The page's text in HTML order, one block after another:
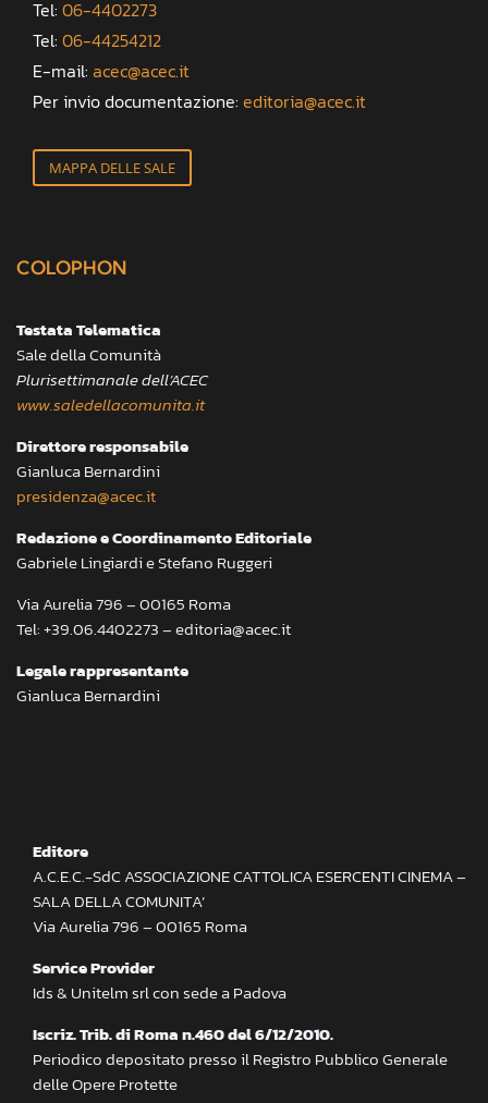
Tel: 06-4402273
Tel: 06-44254212
E-mail: acec@acec.it
Per invio documentazione: editoria@acec.it
MAPPA DELLE SALE
COLOPHON
Testata Telematica
Sale della Comunità
Plurisettimanale dell’ACEC
www.saledellacomunita.it
Direttore responsabile
Gianluca Bernardini
presidenza@acec.it
Redazione e Coordinamento Editoriale
Gabriele Lingiardi e Stefano Ruggeri
Via Aurelia 796 – 00165 Roma
Tel: +39.06.4402273 – editoria@acec.it
Legale rappresentante
Gianluca Bernardini
Editore
A.C.E.C.-SdC ASSOCIAZIONE CATTOLICA ESERCENTI CINEMA –
SALA DELLA COMUNITA’
Via Aurelia 796 – 00165 Roma
Service Provider
Ids & Unitelm srl con sede a Padova
Iscriz. Trib. di Roma n.460 del 6/12/2010.
Periodico depositato presso il Registro Pubblico Generale
delle Opere Protette